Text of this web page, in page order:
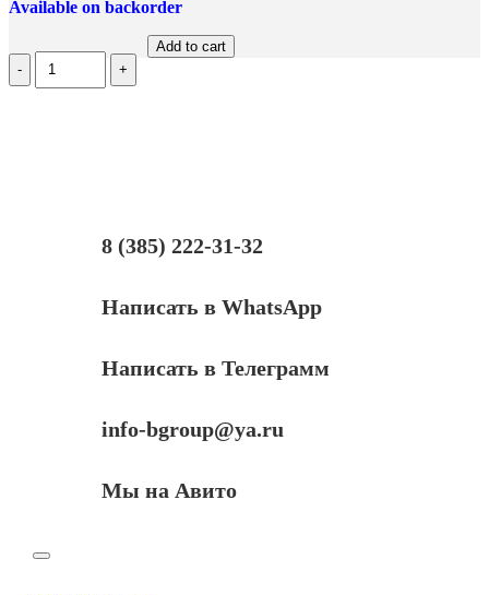
Available on backorder
Количество
Кабель
Add to cart
8 (385) 222-31-32
Написать в WhatsApp
Написать в Телеграмм
info-bgroup@ya.ru
Мы на Авито